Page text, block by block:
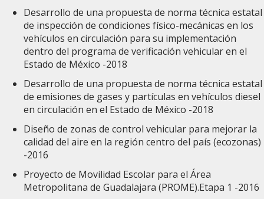
Desarrollo de una propuesta de norma técnica estatal
de inspección de condiciones físico-mecánicas en los
vehículos en circulación para su implementación
dentro del programa de verificación vehicular en el
Estado de México -2018
Desarrollo de una propuesta de norma técnica estatal
de emisiones de gases y partículas en vehículos diesel
en circulación en el Estado de México -2018
Diseño de zonas de control vehicular para mejorar la
calidad del aire en la región centro del país (ecozonas)
-2016
Proyecto de Movilidad Escolar para el Área
Metropolitana de Guadalajara (PROME).Etapa 1 -2016